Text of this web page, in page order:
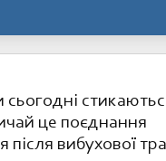
це поєднання
вибухової